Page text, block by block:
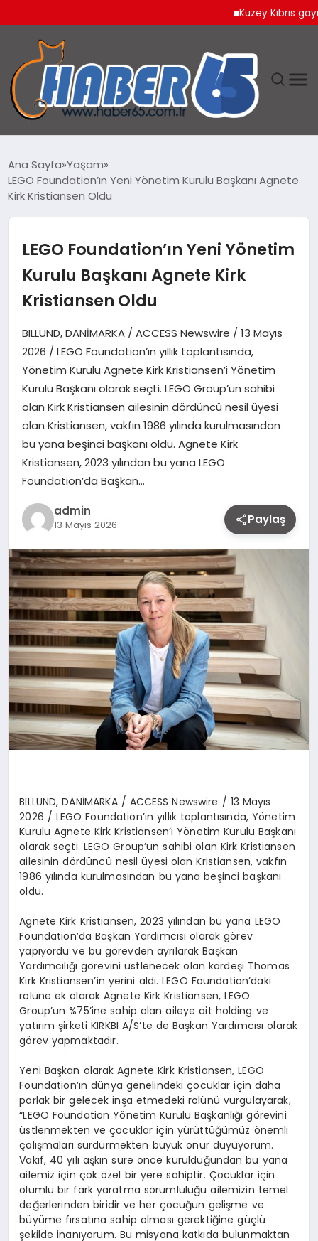
Kuzey Kıbrıs
YAŞAM
Ana Sayfa Yaşam
LEGO Foundation’ın Yeni Yönetim Kurulu Başkanı Agnete
Kirk Kristiansen Oldu
LEGO Foundation’ın Yeni Yönetim
Kurulu Başkanı Agnete Kirk
Kristiansen Oldu
BILLUND, DANİMARKA / ACCESS Newswire / 13 Mayıs
2026 / LEGO Foundation’ın yıllık toplantısında,
Yönetim Kurulu Agnete Kirk Kristiansen’i Yönetim
Kurulu Başkanı olarak seçti. LEGO Group’un sahibi
olan Kirk Kristiansen ailesinin dördüncü nesil üyesi
olan Kristiansen, vakfın 1986 yılında kurulmasından
bu yana beşinci başkanı oldu. Agnete Kirk
Kristiansen, 2023 yılından bu yana LEGO
Foundation’da Başkan…
admin
13 Mayıs 2026 Paylaş
BILLUND, DANİMARKA / ACCESS Newswire / 13 Mayıs
2026 / LEGO Foundation’ın yıllık toplantısında, Yönetim
Kurulu Agnete Kirk Kristiansen’i Yönetim Kurulu Başkanı
olarak seçti. LEGO Group’un sahibi olan Kirk Kristiansen
ailesinin dördüncü nesilüyesi olan Kristiansen, vakfın
1986 yılında kurulmasından bu yana beşinci başkanı
oldu.
Agnete Kirk Kristiansen, 2023 yılından bu yana LEGO
Foundation’da Başkan Yardımcısıolarak görev
yapıyordu ve bu görevden ayrılarak Başkan
Yardımcılığı göreviniüstlenecek olan kardeşi Thomas
Kirk Kristiansen’in yerini aldı. LEGO Foundation’daki
rolüne ek olarak Agnete Kirk Kristiansen, LEGO
Group’un %75’ine sahip olan aileye ait holding ve
yatırımşirketi KIRKBI A/S’te de Başkan Yardımcısıolarak
görev yapmaktadır.
Yeni Başkan olarak Agnete Kirk Kristiansen, LEGO
Foundation’ın dünya genelindekiçocuklar için daha
parlak bir gelecek inşa etmedeki rolünü vurgulayarak,
“LEGO Foundation Yönetim Kurulu Başkanlığıgörevini
üstlenmekten veçocuklar için yürüttüğümüz önemli
çalışmaları sürdürmekten büyük onur duyuyorum.
Vakıf, 40 yılı aşkın süre önce kurulduğundan bu yana
ailemiz için çoközel bir yere sahiptir. Çocuklar için
olumlu bir fark yaratma sorumluluğu ailemizin temel
değerlerinden biridir ve her çocuğun gelişme ve
büyüme fırsatına sahip olması gerektiğine güçlü
şekilde inanıyorum. Bu misyona katkıda bulunmaktan